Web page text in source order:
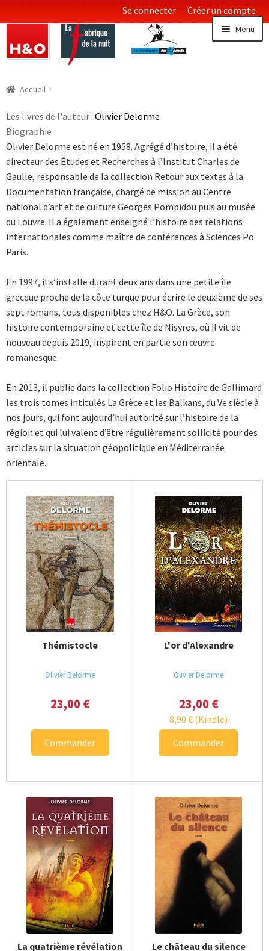
Se connecter
Créer un compte
Aller
la
Aller
contenu
Menu
Sciences
Collections LGBT
menu
Accueil
Les livres de l'auteur : Olivier Delorme
Biographie
Olivier Delorme est né en 1958. Agrégé d’histoire, il a été
directeur des Études et Recherches à l’Institut Charles de
Gaulle, responsable de la collection Retour aux textes à la
Documentation française, chargé de mission au Centre
national d’art et de culture Georges Pompidou puis au musée
du Louvre. Il a également enseigné l’histoire des relations
internationales comme maître de conférences à Sciences Po
Paris.
En 1997, il s’installe durant deux ans dans une petite île
grecque proche de la côte turque pour écrire le deuxième de ses
sept romans, tous disponibles chez H&O. La Grèce, son
histoire contemporaine et cette île de Nisyros, où il vit de
nouveau depuis 2019, inspirent en partie son œuvre
romanesque.
En 2013, il publie dans la collection Folio Histoire de Gallimard
les trois tomes intitulés La Grèce et les Balkans, du Ve siècle à
nos jours, qui font aujourd’hui autorité sur l’histoire de la
région et qui lui valent d’être régulièrement sollicité pour des
articles sur la situation géopolitique en Méditerranée
orientale.
Thémistocle
Olivier Delorme
23,00 €
Commander
L'or d'Alexandre
Olivier Delorme
23,00 €
8,90€ (Kindle)
Commander
La quatrième révélation Le château du silence